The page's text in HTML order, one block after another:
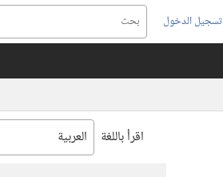
تسجيل الدخول
(يفتح
نافذة
اقرأ باللغة